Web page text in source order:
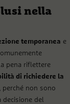
nella
temporanea e
pena riflettere
di richiedere la
perché non sono
del